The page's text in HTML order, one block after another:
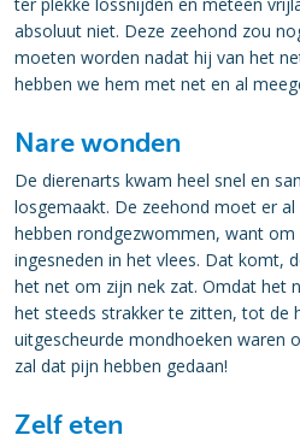
absoluut niet. Deze zeehond zou
moeten worden nadat hij van het
hebben we hem met net en al
Nare wonden
De dierenarts kwam heel snel en
losgemaakt. De zeehond moet er
hebben rondgezwommen, want om
ingesneden in het vlees. Dat komt,
het net om zijn nek zat. Omdat het
het steeds strakker te zitten, tot de
uitgescheurde mondhoeken waren
zal dat pijn hebben gedaan!
Zelf eten